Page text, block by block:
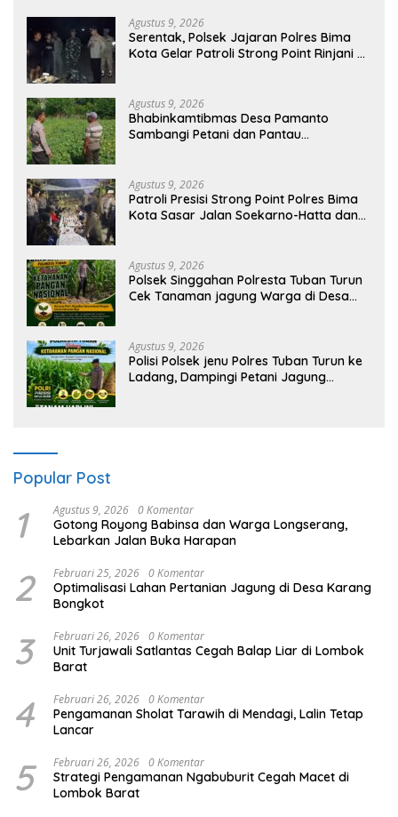
Agustus 9, 2026
Serentak, Polsek Jajaran Polres Bima
Kota Gelar Patroli Strong Point Rinjani di
Agustus 9, 2026
Bhabinkamtibmas Desa Pamanto
Sambangi Petani dan Pantau
Agustus 9, 2026
Patroli Presisi Strong Point Polres Bima
Kota Sasar Jalan Soekarno-Hatta dan
Agustus 9, 2026
Polsek Singgahan Polresta Tuban Turun
Cek Tanaman jagung Warga di Desa
Agustus 9, 2026
Polisi Polsek jenu Polres Tuban Turun ke
Ladang, Dampingi Petani Jagung
Popular Post
1 Agustus 9, 2026 0 Komentar
Gotong Royong Babinsa dan Warga Longserang,
Lebarkan Jalan Buka Harapan
2 Februari 25, 2026 0 Komentar
Optimalisasi Lahan Pertanian Jagung di Desa Karang
Bongkot
3 Februari 26, 2026 0 Komentar
Unit Turjawali Satlantas Cegah Balap Liar di Lombok
Barat
4 Februari 26, 2026 0 Komentar
Pengamanan Sholat Tarawih di Mendagi, Lalin Tetap
Lancar
5 Februari 26, 2026 0 Komentar
Strategi Pengamanan Ngabuburit Cegah Macet di
Lombok Barat